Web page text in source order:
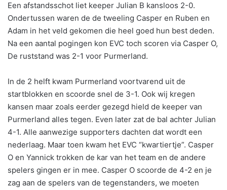
Een afstandsschot liet keeper Julian B kansloos 2-0.
Ondertussen waren de de tweeling Casper en Ruben en
Adam in het veld gekomen die heel goed hun best deden.
Na een aantal pogingen kon EVC toch scoren via Casper O,
De ruststand was 2-1 voor Purmerland.
In de 2 helft kwam Purmerland voortvarend uit de
startblokken en scoorde snel de 3-1. Ook wij kregen
kansen maar zoals eerder gezegd hield de keeper van
Purmerland alles tegen. Even later zat de bal achter Julian
4-1. Alle aanwezige supporters dachten dat wordt een
nederlaag. Maar toen kwam het EVC “kwartiertje”. Casper
O en Yannick trokken de kar van het team en de andere
spelers gingen er in mee. Casper O scoorde de 4-2 en je
zag aan de spelers van de tegenstanders, we moeten